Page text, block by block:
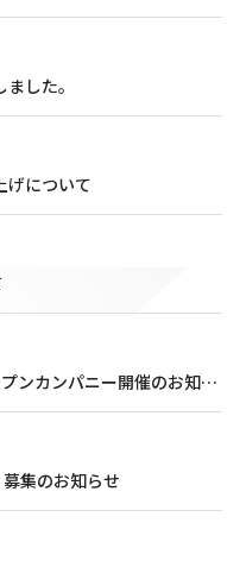
した。
について
ンカンパニー開催のお知ら
集のお知らせ